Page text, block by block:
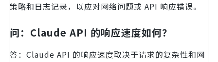
策略和日志记录，以应对网络问题或 API 响应错误。
问：Claude API 的响应速度如何？
答：Claude API 的响应速度取决于请求的复杂性和网